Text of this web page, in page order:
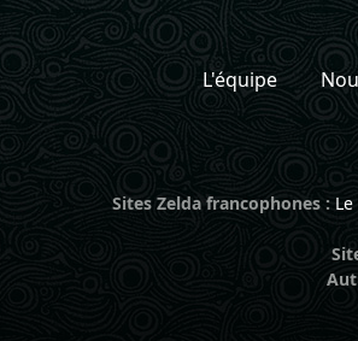
L'équipe
Sites Zelda francophones :